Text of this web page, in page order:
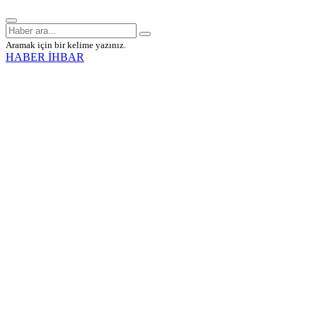
Aramak için bir kelime yazınız.
HABER İHBAR